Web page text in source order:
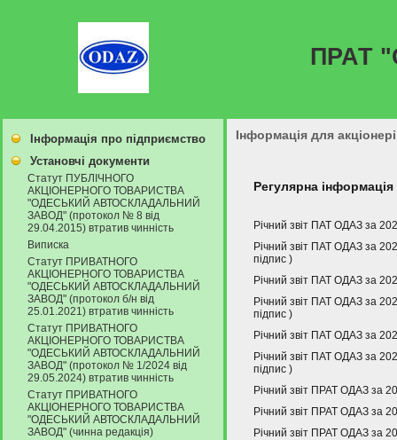
ПРАТ
Інформація про підприємство
Установчі документи
Статут ПУБЛІЧНОГО
АКЦІОНЕРНОГО ТОВАРИСТВА
"ОДЕСЬКИЙ АВТОСКЛАДАЛЬНИЙ
ЗАВОД" (протокол № 8 від
29.04.2015) втратив чинність
Виписка
Статут ПРИВАТНОГО
АКЦІОНЕРНОГО ТОВАРИСТВА
"ОДЕСЬКИЙ АВТОСКЛАДАЛЬНИЙ
ЗАВОД" (протокол б/н від
25.01.2021) втратив чинність
Статут ПРИВАТНОГО
АКЦІОНЕРНОГО ТОВАРИСТВА
"ОДЕСЬКИЙ АВТОСКЛАДАЛЬНИЙ
ЗАВОД" (протокол № 1/2024 від
29.05.2024) втратив чинність
Статут ПРИВАТНОГО
АКЦІОНЕРНОГО ТОВАРИСТВА
"ОДЕСЬКИЙ АВТОСКЛАДАЛЬНИЙ
ЗАВОД" (чинна редакція)
Інформація для
Регулярна інформація
Річний звіт ПАТ ОДАЗ за
Річний звіт ПАТ ОДАЗ за
підпис )
Річний звіт ПАТ ОДАЗ за
Річний звіт ПАТ ОДАЗ за
підпис )
Річний звіт ПАТ ОДАЗ за
Річний звіт ПАТ ОДАЗ за
підпис )
Річний звіт ПРАТ ОДАЗ за
Річний звіт ПРАТ ОДАЗ за
Річний звіт ПРАТ ОДАЗ за